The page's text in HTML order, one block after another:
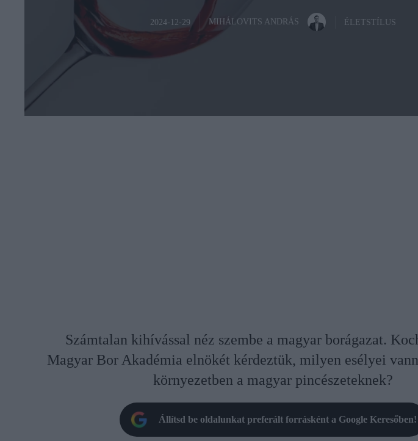
2024-12-29 MIHÁLOVITS ANDRÁS ÉLETSTÍLUS
Számtalan kihívással néz szembe a magyar borágazat.
Magyar Bor Akadémia elnökét kérdeztük, milyen esélyei
környezetben a magyar pincészeteknek?
Állítsd be oldalunkat preferált forrásként a Google Keresőben!